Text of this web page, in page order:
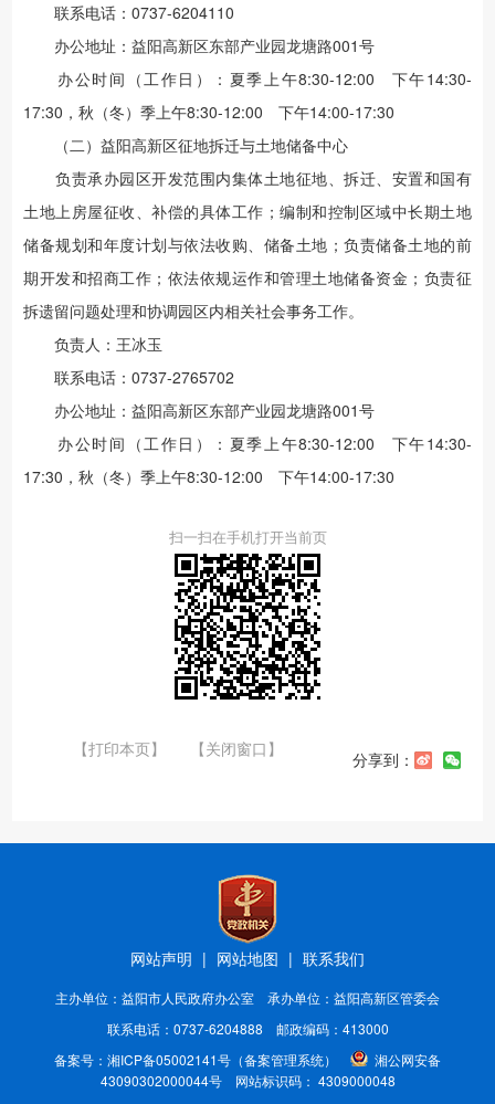
联系电话：0737-6204110
办公地址：益阳高新区东部产业园龙塘路001号
办公时间（工作日）：夏季上午8:30-12:00 下午14:30-
17:30，秋（冬）季上午8:30-12:00 下午14:00-17:30
（二）益阳高新区征地拆迁与土地储备中心
负责承办园区开发范围内集体土地征地、拆迁、安置和国有
土地上房屋征收、补偿的具体工作；编制和控制区域中长期土地
储备规划和年度计划与依法收购、储备土地；负责储备土地的前
期开发和招商工作；依法依规运作和管理土地储备资金；负责征
拆遗留问题处理和协调园区内相关社会事务工作。
负责人：王冰玉
联系电话：0737-2765702
办公地址：益阳高新区东部产业园龙塘路001号
办公时间（工作日）：夏季上午8:30-12:00 下午14:30-
17:30，秋（冬）季上午8:30-12:00 下午14:00-17:30
扫一扫在手机打开当前页
【打印本页】 【关闭窗口】 分享到：
网站声明 | 网站地图 | 联系我们
主办单位：益阳市人民政府办公室 承办单位：益阳高新区管委会
联系电话：0737-6204888 邮政编码：413000
备案号： 湘ICP备05002141号 （备案管理系统）
湘公网安备
43090302000044号网站标识码： 4309000048